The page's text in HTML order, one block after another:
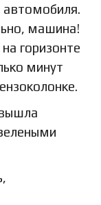
машина!
горизонте
минут